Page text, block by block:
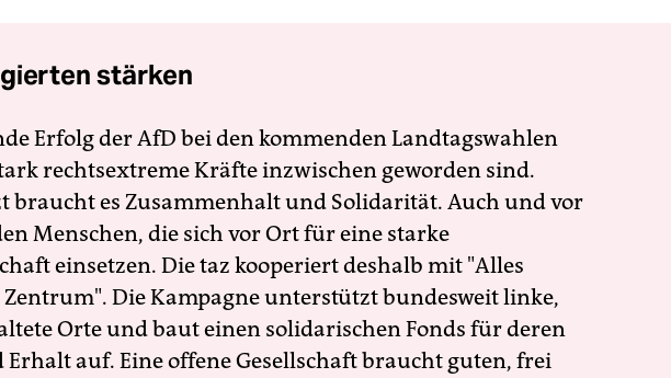
stärken
Erfolg der AfD bei den kommenden Landtagswahlen
rechtsextreme Kräfte inzwischen geworden sind.
braucht es Zusammenhalt und Solidarität. Auch und vor
Menschen, die sich vor Ort für eine starke
einsetzen. Die taz kooperiert deshalb mit "Alles
Die Kampagne unterstützt bundesweit linke,
Orte und baut einen solidarischen Fonds für deren
Erhalt auf. Eine offene Gesellschaft braucht guten, frei